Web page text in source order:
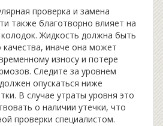
проверка и замена
также благотворно влияет на
Жидкость должна быть
иначе она может
износу и потере
Следите за уровнем
опускаться ниже
В случае утраты уровня это
о наличии утечки, что
проверки специалистом.